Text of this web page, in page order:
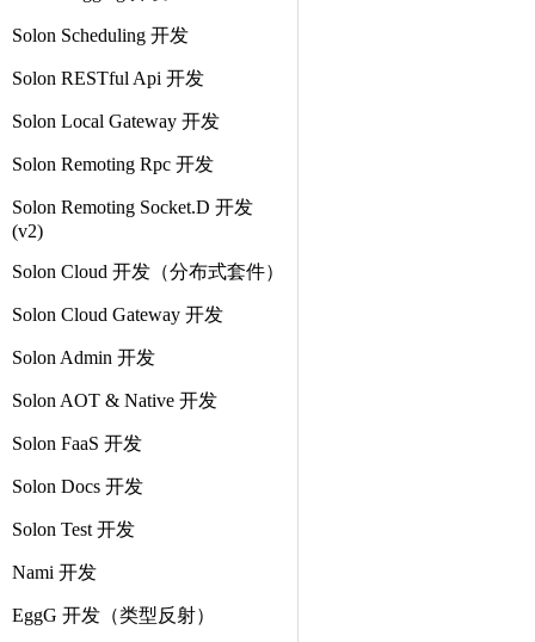
Solon Scheduling 开发
Solon RESTful Api 开发
Solon Local Gateway 开发
Solon Remoting Rpc 开发
Solon Remoting Socket.D 开发
(v2)
Solon Cloud 开发（分布式套件）
Solon Cloud Gateway 开发
Solon Admin 开发
Solon AOT & Native 开发
Solon FaaS 开发
Solon Docs 开发
Solon Test 开发
Nami 开发
EggG 开发（类型反射）